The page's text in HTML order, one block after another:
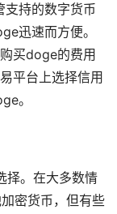
持的数字货币
迅速而方便。
买doge的费用
平台上选择信用
。
择。在大多数情
密货币，但有些